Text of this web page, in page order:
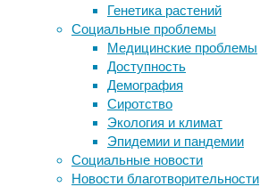
Генетика растений
Социальные проблемы
Медицинские проблемы
Доступность
Демография
Сиротство
Экология и климат
Эпидемии и пандемии
Социальные новости
Новости благотворительности
повышенной
тревожностью)
отвечает
повышенная
активность
хвостатого
ядра
головного
мозга.